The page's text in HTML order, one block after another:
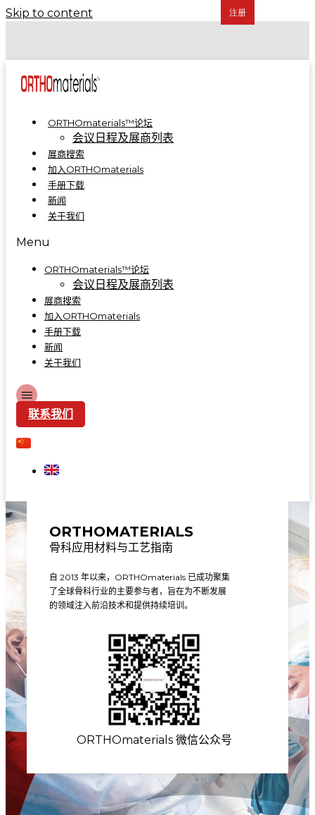
Skip to content
ORTHOmaterials™论坛
会议日程及展商列表
展商搜索
加入ORTHOmaterials
手册下载
新闻
关于我们
Menu
ORTHOmaterials™论坛
会议日程及展商列表
展商搜索
加入ORTHOmaterials
手册下载
新闻
关于我们
联系我们
ORTHOMATERIALS
骨科应用材料与工艺指南
自 2013 年以来，ORTHOmaterials 已成功聚集
了全球骨科行业的主要参与者，旨在为不断发展
的领域注入前沿技术和提供持续培训。
ORTHOmaterials 微信公众号